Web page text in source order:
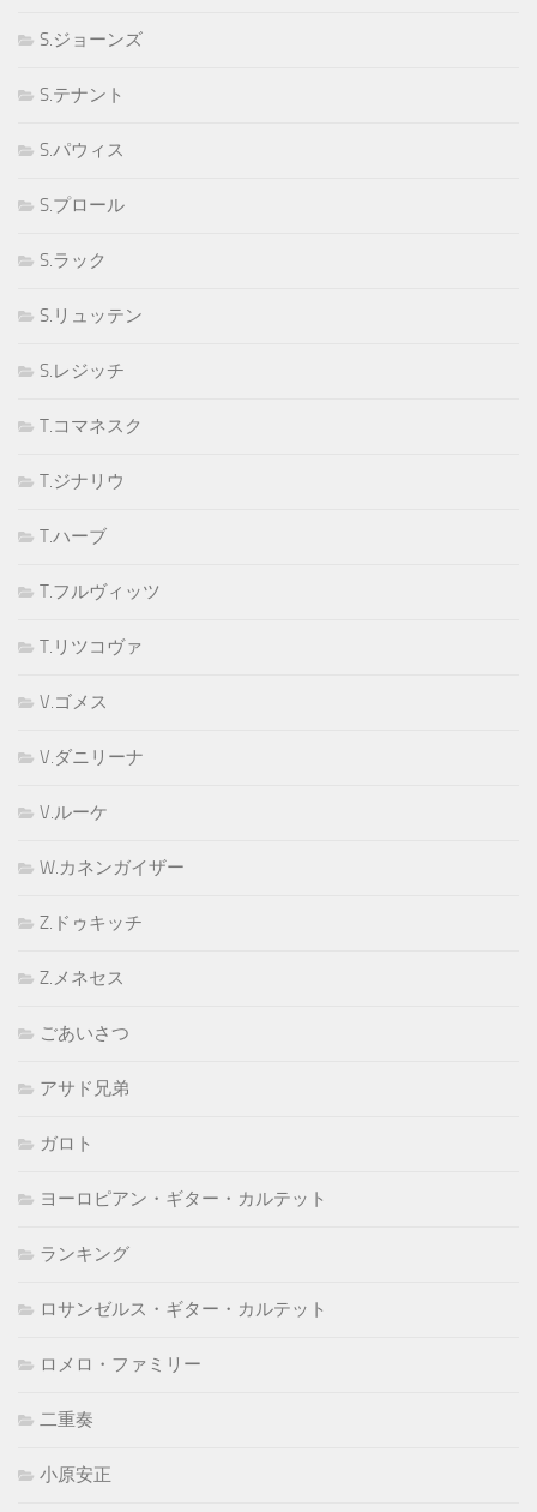
S.ジョーンズ
S.テナント
S.パウィス
S.プロール
S.ラック
S.リュッテン
S.レジッチ
T.コマネスク
T.ジナリウ
T.ハーブ
T.フルヴィッツ
T.リツコヴァ
V.ゴメス
V.ダニリーナ
V.ルーケ
W.カネンガイザー
Z.ドゥキッチ
Z.メネセス
ごあいさつ
アサド兄弟
ガロト
ヨーロピアン・ギター・カルテット
ランキング
ロサンゼルス・ギター・カルテット
ロメロ・ファミリー
二重奏
小原安正